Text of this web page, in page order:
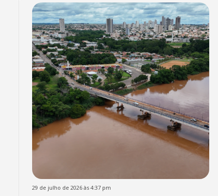
29 de julho de 2026 às 4:37 pm